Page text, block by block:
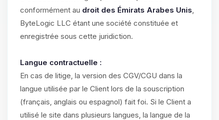
conformément au droit des Émirats Arabes Unis,
ByteLogic LLC étant une société constituée et
enregistrée sous cette juridiction.
Langue contractuelle :
En cas de litige, la version des CGV/CGU dans la
langue utilisée par le Client lors de la souscription
(français, anglais ou espagnol) fait foi. Si le Client a
utilisé le site dans plusieurs langues, la langue de la